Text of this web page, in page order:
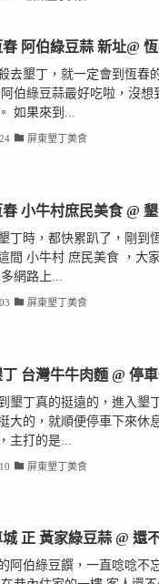
阿伯綠豆蒜 新址@
去墾丁，就一定會到恆春
伯綠豆蒜最好吃啦，沒
如果來到...
屏東墾丁美食
小牛村庶民美食 @
丁時，都快累趴了，剛到
間 小牛村 庶民美食 ，大
網路上...
屏東墾丁美食
台灣牛牛肉麵 @ 停
墾丁真的挺遠的，進入墾
大的，就順便停車下來休
主打的是...
屏東墾丁美食
城 正 黃家綠豆蒜 @ 還
阿伯綠豆饌，一直唸唸不